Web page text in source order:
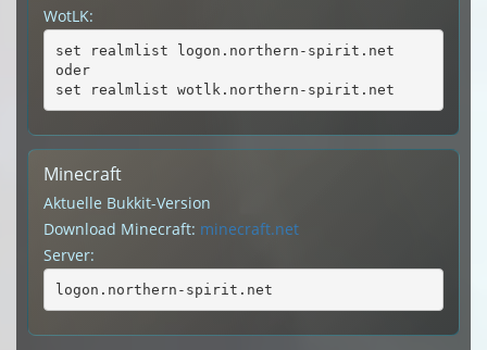
WotLK:
set realmlist logon.northern-spirit.net
oder
set realmlist wotlk.northern-spirit.net
Minecraft
Aktuelle Bukkit-Version
Download Minecraft: minecraft.net
Server:
logon.northern-spirit.net